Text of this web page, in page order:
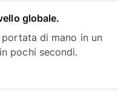
globale.
di mano in un
pochi secondi.